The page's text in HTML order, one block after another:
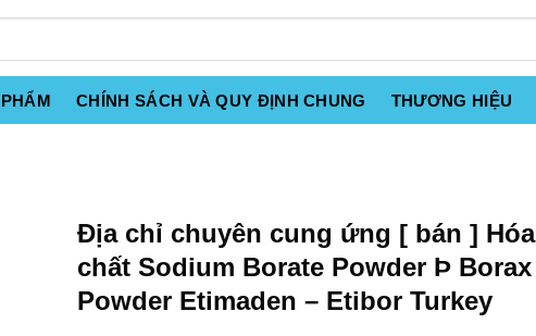
CHÍNH SÁCH VÀ QUY ĐỊNH CHUNG THƯƠNG HIỆU
Địa chỉ chuyên cung ứng [ bán ] Hóa
chất Sodium Borate Powder Þ Borax
Powder Etimaden – Etibor Turkey